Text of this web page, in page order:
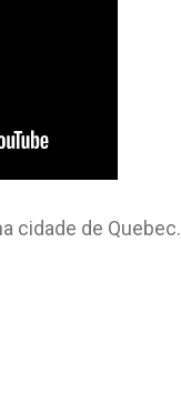
cidade de Quebec.